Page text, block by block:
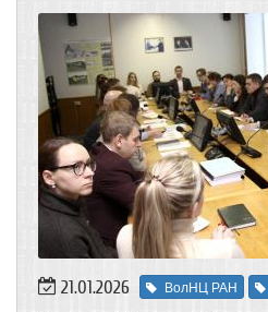
21.01.2026 ВолНЦ РАН